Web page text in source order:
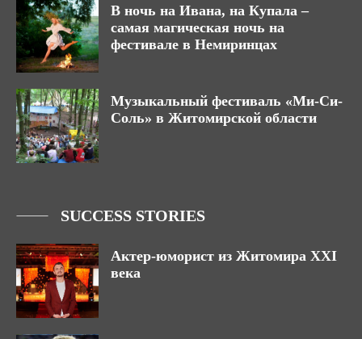
В ночь на Ивана, на Купала –
самая магическая ночь на
фестивале в Немиринцах
Музыкальный фестиваль «Ми-Си-
Соль» в Житомирской области
SUCCESS STORIES
Актер-юморист из Житомира ХХІ
века